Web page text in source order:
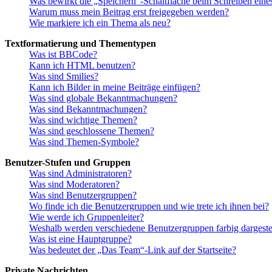
Warum muss mein Beitrag erst freigegeben werden?
Wie markiere ich ein Thema als neu?
Textformatierung und Thementypen
Was ist BBCode?
Kann ich HTML benutzen?
Was sind Smilies?
Kann ich Bilder in meine Beiträge einfügen?
Was sind globale Bekanntmachungen?
Was sind Bekanntmachungen?
Was sind wichtige Themen?
Was sind geschlossene Themen?
Was sind Themen-Symbole?
Benutzer-Stufen und Gruppen
Was sind Administratoren?
Was sind Moderatoren?
Was sind Benutzergruppen?
Wo finde ich die Benutzergruppen und wie trete ich ihnen bei?
Wie werde ich Gruppenleiter?
Weshalb werden verschiedene Benutzergruppen farbig
Was ist eine Hauptgruppe?
Was bedeutet der „Das Team“-Link auf der Startseite?